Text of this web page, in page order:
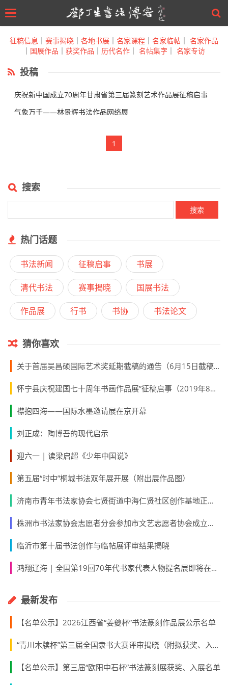
to
Toggle
征稿信息 ｜ 赛事揭晓 ｜ 各地书展 ｜ 名家课程 ｜ 名家临帖 ｜ 名家作品
｜ 国展作品 ｜ 获奖作品 ｜ 历代名作 ｜ 名帖集字 ｜ 名家专访
投稿
庆祝新中国成立70周年甘肃省第三届篆刻艺术作品展征稿启事
（2
气象万千——​林景辉书法作品网络展
1
搜索
热门话题
书法新闻 征稿启事 书展
清代书法 赛事揭晓 国展书法
作品展 行书 书协 书法论文
猜你喜欢
关于首届吴昌硕国际艺术奖延期截稿的通告（6月15日截稿）
怀宁县庆祝建国七十周年书画作品展”征稿启事（2019年8月20日截稿）
襟抱四海——国际水墨邀请展在京开幕
刘正成：陶博吾的现代启示
迎六一 | 读梁启超《少年中国说》
第五届“时中”桐城书法双年展开展（附出展作品图）
济南市青年书法家协会七贤街道中海仁贤社区创作基地正式挂牌
株洲市书法家协会志愿者分会参加市文艺志愿者协会成立启动仪式
临沂市第十届书法创作与临帖展评审结果揭晓
鸿翔辽海 | 全国第19回70年代书家代表人物提名展即将在辽宁兴城盛大开幕
最新发布
【名单公示】2026江西省“姜夔杯”书法篆刻作品展公示名单
“青川木牍杯”第三届全国隶书大赛评审揭晓（附拟获奖、入展作者名单）
【名单公示】第三届“欧阳中石杯”书法篆刻展获奖、入展名单